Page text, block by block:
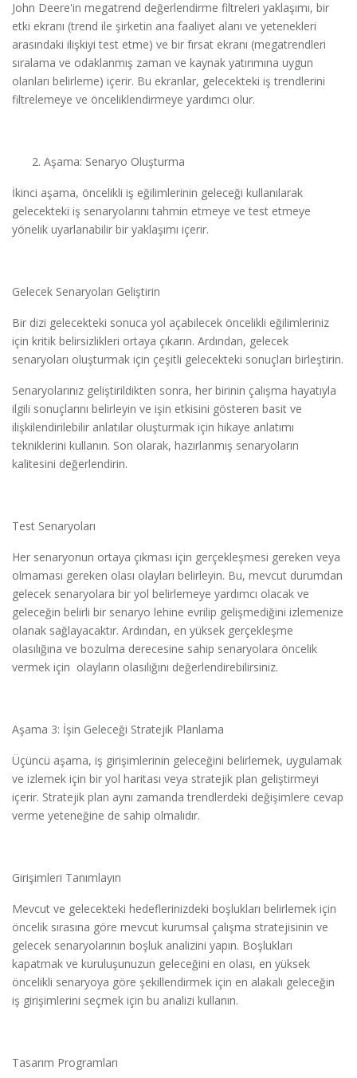
John Deere'in megatrend değerlendirme filtreleri yaklaşımı, bir
etki ekranı (trend ile şirketin ana faaliyet alanı ve yetenekleri
arasındaki ilişkiyi test etme) ve bir fırsat ekranı (megatrendleri
sıralama ve odaklanmış zaman ve kaynak yatırımına uygun
olanları belirleme) içerir. Bu ekranlar, gelecekteki iş trendlerini
filtrelemeye ve önceliklendirmeye yardımcı olur.
Aşama: Senaryo Oluşturma
İkinci aşama, öncelikli iş eğilimlerinin geleceği kullanılarak
gelecekteki iş senaryolarını tahmin etmeye ve test etmeye
yönelik uyarlanabilir bir yaklaşımı içerir.
Gelecek Senaryoları Geliştirin
Bir dizi gelecekteki sonuca yol açabilecek öncelikli eğilimleriniz
için kritik belirsizlikleri ortaya çıkarın. Ardından, gelecek
senaryoları oluşturmak için çeşitli gelecekteki sonuçları birleştirin.
Senaryolarınız geliştirildikten sonra, her birinin çalışma hayatıyla
ilgili sonuçlarını belirleyin ve işin etkisini gösteren basit ve
ilişkilendirilebilir anlatılar oluşturmak için hikaye anlatımı
tekniklerini kullanın. Son olarak, hazırlanmış senaryoların
kalitesini değerlendirin.
Test Senaryoları
Her senaryonun ortaya çıkması için gerçekleşmesi gereken veya
olmaması gereken olası olayları belirleyin. Bu, mevcut durumdan
gelecek senaryolara bir yol belirlemeye yardımcı olacak ve
geleceğin belirli bir senaryo lehine evrilip gelişmediğini izlemenize
olanak sağlayacaktır. Ardından, en yüksek gerçekleşme
olasılığına ve bozulma derecesine sahip senaryolara öncelik
vermek için olayların olasılığını değerlendirebilirsiniz.
Aşama 3: İşin Geleceği Stratejik Planlama
Üçüncü aşama, iş girişimlerinin geleceğini belirlemek, uygulamak
ve izlemek için bir yol haritası veya stratejik plan geliştirmeyi
içerir. Stratejik plan aynı zamanda trendlerdeki değişimlere cevap
verme yeteneğine de sahip olmalıdır.
Girişimleri Tanımlayın
Mevcut ve gelecekteki hedeflerinizdeki boşlukları belirlemek için
öncelik sırasına göre mevcut kurumsal çalışma stratejisinin ve
gelecek senaryolarının boşluk analizini yapın. Boşlukları
kapatmak ve kuruluşunuzun geleceğini en olası, en yüksek
öncelikli senaryoya göre şekillendirmek için en alakalı geleceğin
iş girişimlerini seçmek için bu analizi kullanın.
Tasarım Programları